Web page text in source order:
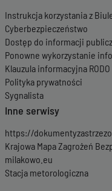
Instrukcja korzystania z
Cyberbezpieczeństwo
Dostęp do informacji
Ponowne wykorzystanie
Klauzula informacyjna RODO
Polityka prywatności
Sygnalista
Inne serwisy
https://
Krajowa Mapa Zagrożeń
milakowo.eu
Stacja metorologiczna